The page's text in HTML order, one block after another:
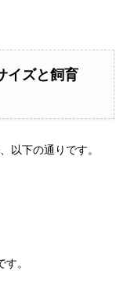
イズと飼育
以下の通りです。
。